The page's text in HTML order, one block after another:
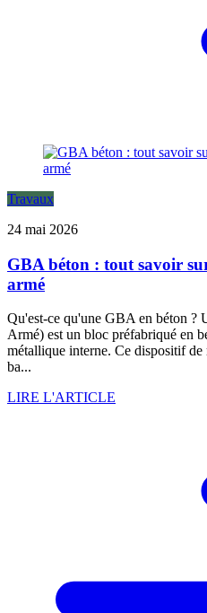
Travaux
24 mai 2026
GBA béton : tout savoir
armé
Qu'est-ce qu'une GBA en béton ?
Armé) est un bloc préfabriqué en
métallique interne. Ce dispositif de
ba...
LIRE L'ARTICLE